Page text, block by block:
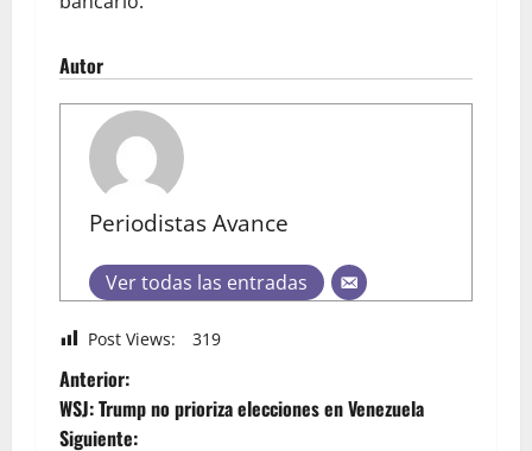
Autor
Periodistas Avance
Ver todas las entradas
Post Views: 319
Anterior:
WSJ: Trump no prioriza elecciones en Venezuela
Siguiente: